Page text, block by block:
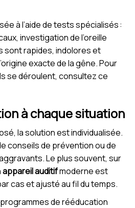
à l’aide de tests spécialisés :
investigation de l’oreille
sont rapides, indolores et
exacte de la gêne. Pour
se déroulent, consultez ce
à chaque situation
la solution est individualisée.
conseils de prévention ou de
Le plus souvent, sur
appareil auditifmoderne est
cas et ajusté au fil du temps.
de rééducation